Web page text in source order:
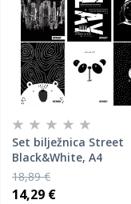
Set bilježnica Street
Black&White, A4
geometrija, 52 listova,
meki uvez, 10 KOM
18,89 €
14,29 €